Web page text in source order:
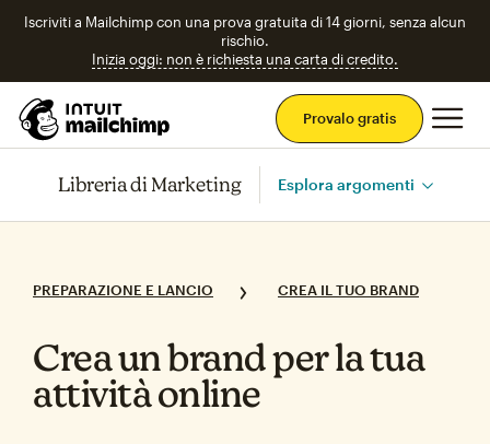
Iscriviti a Mailchimp con una prova gratuita di 14 giorni, senza alcun
rischio.
Inizia oggi: non è richiesta una carta di credito.
Provalo gratis
Libreria di Marketing Esplora argomenti
PREPARAZIONE E LANCIO CREA IL TUO BRAND
Crea un brand per la tua
attività online